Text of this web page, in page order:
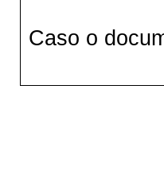
Caso o